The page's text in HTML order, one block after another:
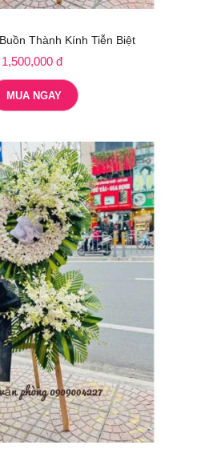
Thành Kính Tiễn Biệt
1,500,000 đ
MUA NGAY